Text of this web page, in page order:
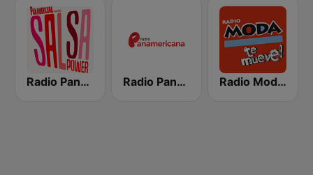
Radio Panamericana - Salsa Power Radio Panamericana Radio Moda FM 97.3